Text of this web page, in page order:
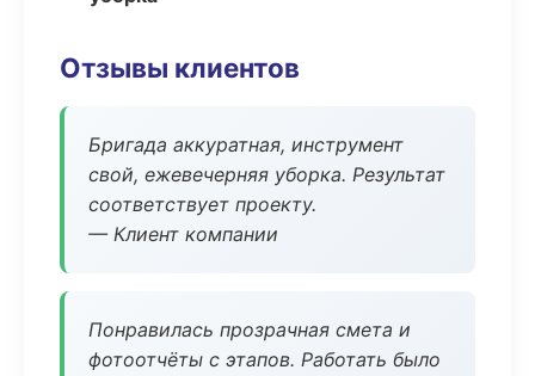
Отзывы клиентов
Бригада аккуратная, инструмент
свой, ежевечерняя уборка. Результат
соответствует проекту.
— Клиент компании
Понравилась прозрачная смета и
фотоотчёты с этапов. Работать было